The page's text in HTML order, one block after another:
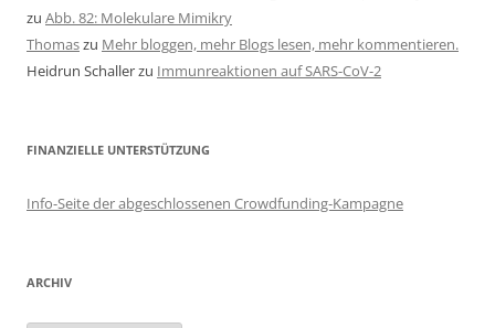
zu Abb. 82: Molekulare Mimikry
Thomaszu Mehr bloggen, mehr Blogs lesen, mehr kommentieren.
Heidrun Schallerzu Immunreaktionen auf SARS-CoV-2
FINANZIELLE UNTERSTÜTZUNG
Info-Seite der abgeschlossenen Crowdfunding-Kampagne
ARCHIV